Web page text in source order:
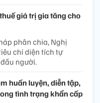
giá trị gia tăng cho
phân chia, Nghị
chí diện tích tự
người.
huấn luyện, diễn tập,
tình trạng khẩn cấp